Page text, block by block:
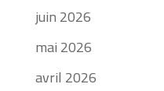
juin 2026
mai 2026
avril 2026